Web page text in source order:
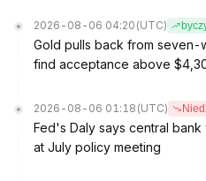
2026-08-06 04:20 (UTC)
Gold pulls back from seven-
find acceptance above
2026-08-06 01:18 (UTC)
Fed's Daly says central
at July policy meeting